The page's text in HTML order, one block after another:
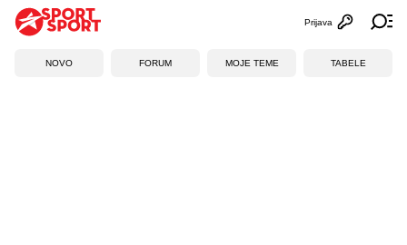
Otvori
Prijava
NOVO FORUM MOJE TEME TABELE